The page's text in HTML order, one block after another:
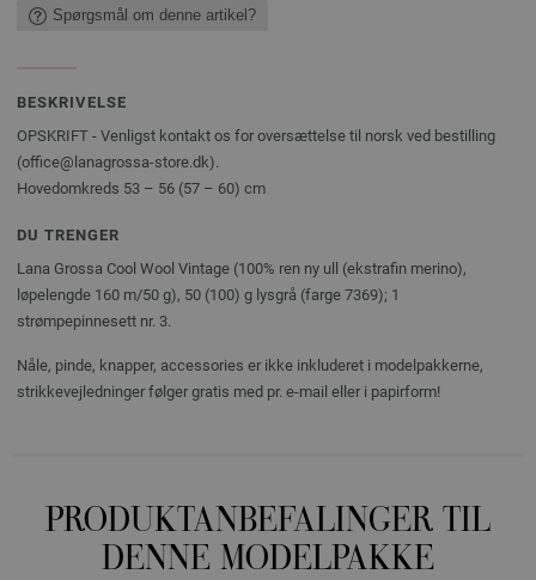
Spørgsmål om denne artikel?
BESKRIVELSE
OPSKRIFT - Venligst kontakt os for oversættelse til norsk ved bestilling
(office@lanagrossa-store.dk).
Hovedomkreds 53 – 56 (57 – 60) cm
DU TRENGER
Lana Grossa Cool Wool Vintage (100% ren ny ull (ekstrafin merino),
løpelengde 160 m/50 g), 50 (100) g lysgrå (farge 7369); 1
strømpepinnesett nr. 3.
Nåle, pinde, knapper, accessories er ikke inkluderet i modelpakkerne,
strikkevejledninger følger gratis med pr. e-mail eller i papirform!
PRODUKTANBEFALINGER TIL
DENNE MODELPAKKE